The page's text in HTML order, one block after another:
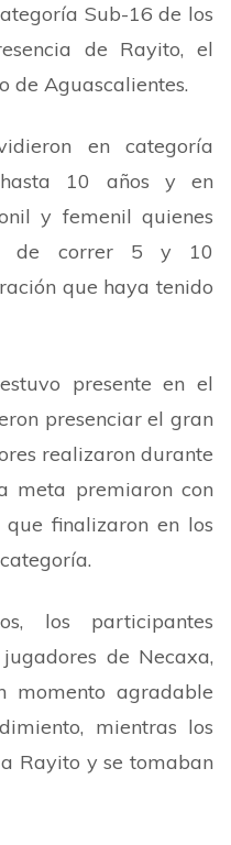
Sub-16 de los
de Rayito, el
de Aguascalientes.
en categoría
10 años y en
y femenil quienes
de correr 5 y 10
que haya tenido
presente en el
presenciar el gran
realizaron durante
premiaron con
finalizaron en los
los participantes
de Necaxa,
momento agradable
mientras los
Rayito y se tomaban